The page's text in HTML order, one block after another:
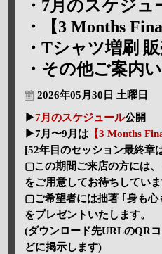
・7月のスケジュ
・【3 Months
・Tシャツ増刷
・その他ご案内
2026年05月30日 土曜日
▶7月のスケジュール公開
▶7月〜9月は【3 Months
[52年目のセッション最終章
▢この期間ご来店の方には
をご用意してお待ちしていま
▢ご希望者には拙著 ｢身も心
をプレゼントいたします。
(ダウンロード先URLのQR
どに掲示します)